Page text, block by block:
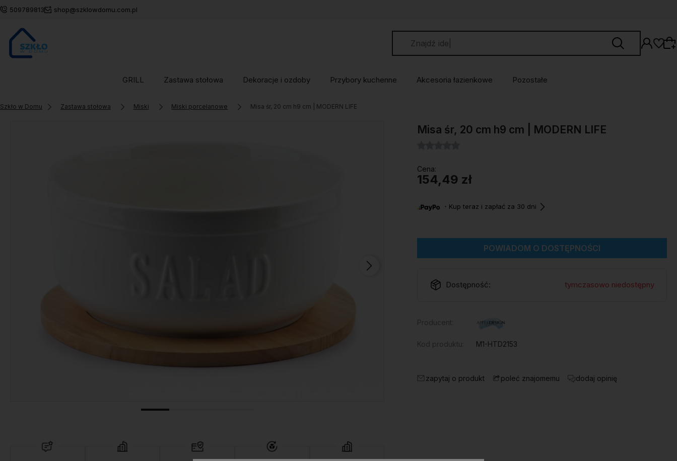
509789813 shop@szklowdomu.com.pl
oferty lub zaloguj się, aby przywrócić dodane
GRILL Zastawa stołowa Dekoracje i ozdoby Przybory kuchenne Akcesoria łazienkowe Pozostałe
Szkło w Domu Zastawa stołowa Miski Miski porcelanowe Misa śr, 20 cm h9 cm | MODERN LIFE
Misa śr, 20 cm h9 cm | MODERN LIFE
Cena:
154,49 zł
・Kup teraz i zapłać za 30 dni
POWIADOM O DOSTĘPNOŚCI
Dostępność: tymczasowo niedostępny
M1-HTD2153
zapytaj o produkt poleć znajomemu dodaj opinię